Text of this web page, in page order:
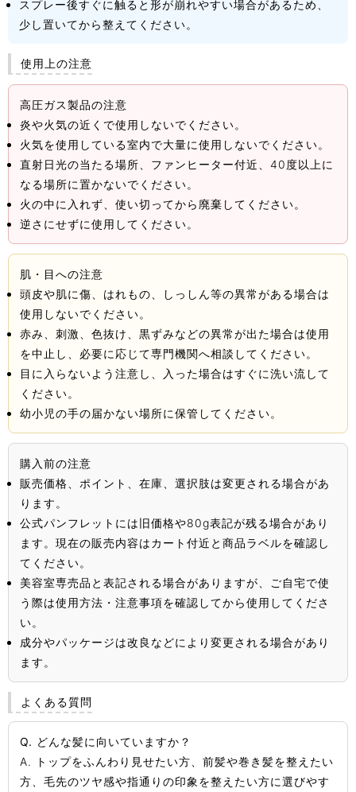
スプレー後すぐに触ると形が崩れやすい場合があるため、
少し置いてから整えてください。
使用上の注意
高圧ガス製品の注意
炎や火気の近くで使用しないでください。
火気を使用している室内で大量に使用しないでください。
直射日光の当たる場所、ファンヒーター付近、40度以上に
なる場所に置かないでください。
火の中に入れず、使い切ってから廃棄してください。
逆さにせずに使用してください。
肌・目への注意
頭皮や肌に傷、はれもの、しっしん等の異常がある場合は
使用しないでください。
赤み、刺激、色抜け、黒ずみなどの異常が出た場合は使用
を中止し、必要に応じて専門機関へ相談してください。
目に入らないよう注意し、入った場合はすぐに洗い流して
ください。
幼小児の手の届かない場所に保管してください。
購入前の注意
販売価格、ポイント、在庫、選択肢は変更される場合があ
ります。
公式パンフレットには旧価格や80g表記が残る場合があり
ます。現在の販売内容はカート付近と商品ラベルを確認し
てください。
美容室専売品と表記される場合がありますが、ご自宅で使
う際は使用方法・注意事項を確認してから使用してくださ
い。
成分やパッケージは改良などにより変更される場合があり
ます。
よくある質問
Q. どんな髪に向いていますか？
A. トップをふんわり見せたい方、前髪や巻き髪を整えたい
方、毛先のツヤ感や指通りの印象を整えたい方に選びやす